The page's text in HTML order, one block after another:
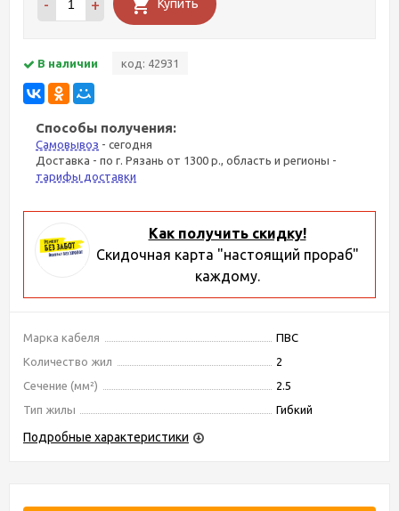
- + Купить
В наличии код: 42931
Способы получения:
Самовывоз - сегодня
Доставка - по г. Рязань от 1300 р., область и регионы -
тарифы доставки
Как получить скидку!
Скидочная карта "настоящий прораб"
каждому.
Марка кабеля
ПВС
Количество жил
2
Сечение (мм²)
2.5
Тип жилы
Гибкий
Подробные характеристики